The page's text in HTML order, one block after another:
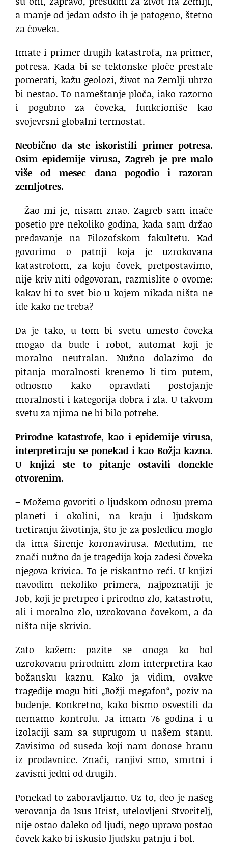
a manje od jedan odsto ih je patogeno, štetno
za čoveka.
Imate i primer drugih katastrofa, na primer,
potresa. Kada bi se tektonske ploče prestale
pomerati, kažu geolozi, život na Zemlji ubrzo
bi nestao. To nameštanje ploča, iako razorno
i pogubno za čoveka, funkcioniše kao
svojevrsni globalni termostat.
Neobično da ste iskoristili primer potresa.
Osim epidemije virusa, Zagreb je pre malo
više od mesec dana pogodio i razoran
zemljotres.
– Žao mi je, nisam znao. Zagreb sam inače
posetio pre nekoliko godina, kada sam držao
predavanje na Filozofskom fakultetu. Kad
govorimo o patnji koja je uzrokovana
katastrofom, za koju čovek, pretpostavimo,
nije kriv niti odgovoran, razmislite o ovome:
kakav bi to svet bio u kojem nikada ništa ne
ide kako ne treba?
Da je tako, u tom bi svetu umesto čoveka
mogao da bude i robot, automat koji je
moralno neutralan. Nužno dolazimo do
pitanja moralnosti krenemo li tim putem,
odnosno kako opravdati postojanje
moralnosti i kategorija dobra i zla. U takvom
svetu za njima ne bi bilo potrebe.
Prirodne katastrofe, kao i epidemije virusa,
interpretiraju se ponekad i kao Božja kazna.
U knjizi ste to pitanje ostavili donekle
otvorenim.
– Možemo govoriti o ljudskom odnosu prema
planeti i okolini, na kraju i ljudskom
tretiranju životinja, što je za posledicu moglo
da ima širenje koronavirusa. Međutim, ne
znači nužno da je tragedija koja zadesi čoveka
njegova krivica. To je riskantno reći. U knjizi
navodim nekoliko primera, najpoznatiji je
Job, koji je pretrpeo i prirodno zlo, katastrofu,
ali i moralno zlo, uzrokovano čovekom, a da
ništa nije skrivio.
Zato kažem: pazite se onoga ko bol
uzrokovanu prirodnim zlom interpretira kao
božansku kaznu. Kako ja vidim, ovakve
tragedije mogu biti „Božji megafon“, poziv na
buđenje. Konkretno, kako bismo osvestili da
nemamo kontrolu. Ja imam 76 godina i u
izolaciji sam sa suprugom u našem stanu.
Zavisimo od suseda koji nam donose hranu
iz prodavnice. Znači, ranjivi smo, smrtni i
zavisni jedni od drugih.
Ponekad to zaboravljamo. Uz to, deo je našeg
verovanja da Isus Hrist, utelovljeni Stvoritelj,
nije ostao daleko od ljudi, nego upravo postao
čovek kako bi iskusio ljudsku patnju i bol.